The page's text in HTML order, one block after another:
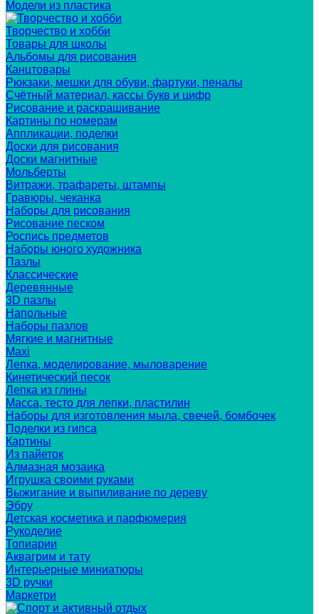
Модели из пластика
Творчество и хобби
Товары для школы
Альбомы для рисования
Канцтовары
Рюкзаки, мешки для обуви, фартуки, пеналы
Счётный материал, кассы букв и цифр
Рисование и раскрашивание
Картины по номерам
Аппликации, поделки
Доски для рисования
Доски магнитные
Мольберты
Витражи, трафареты, штампы
Гравюры, чеканка
Наборы для рисования
Рисование песком
Роспись предметов
Наборы юного художника
Пазлы
Классические
Деревянные
3D пазлы
Напольные
Наборы пазлов
Мягкие и магнитные
Maxi
Лепка, моделирование, мыловарение
Кинетический песок
Лепка из глины
Масса, тесто для лепки, пластилин
Наборы для изготовления мыла, свечей, бомбочек
Поделки из гипса
Картины
Из пайеток
Алмазная мозаика
Игрушка своими руками
Выжигание и выпиливание по дереву
Эбру
Детская косметика и парфюмерия
Рукоделие
Топиарии
Аквагрим и тату
Интерьерные миниатюры
3D ручки
Маркетри